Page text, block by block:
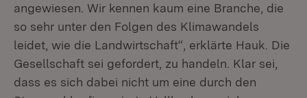
angewiesen. Wir kennen kaum eine Branche, die
so sehr unter den Folgen des Klimawandels
leidet, wie die Landwirtschaft“, erklärte Hauk. Die
Gesellschaft sei gefordert, zu handeln. Klar sei,
dass es sich dabei nicht um eine durch den